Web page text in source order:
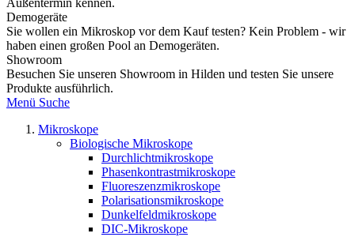
Außentermin kennen.
Demogeräte
Sie wollen ein Mikroskop vor dem Kauf testen? Kein Problem - wir
haben einen großen Pool an Demogeräten.
Showroom
Besuchen Sie unseren Showroom in Hilden und testen Sie unsere
Produkte ausführlich.
Menü Suche
Mikroskope
Biologische Mikroskope
Durchlichtmikroskope
Phasenkontrastmikroskope
Fluoreszenzmikroskope
Polarisationsmikroskope
Dunkelfeldmikroskope
DIC-Mikroskope